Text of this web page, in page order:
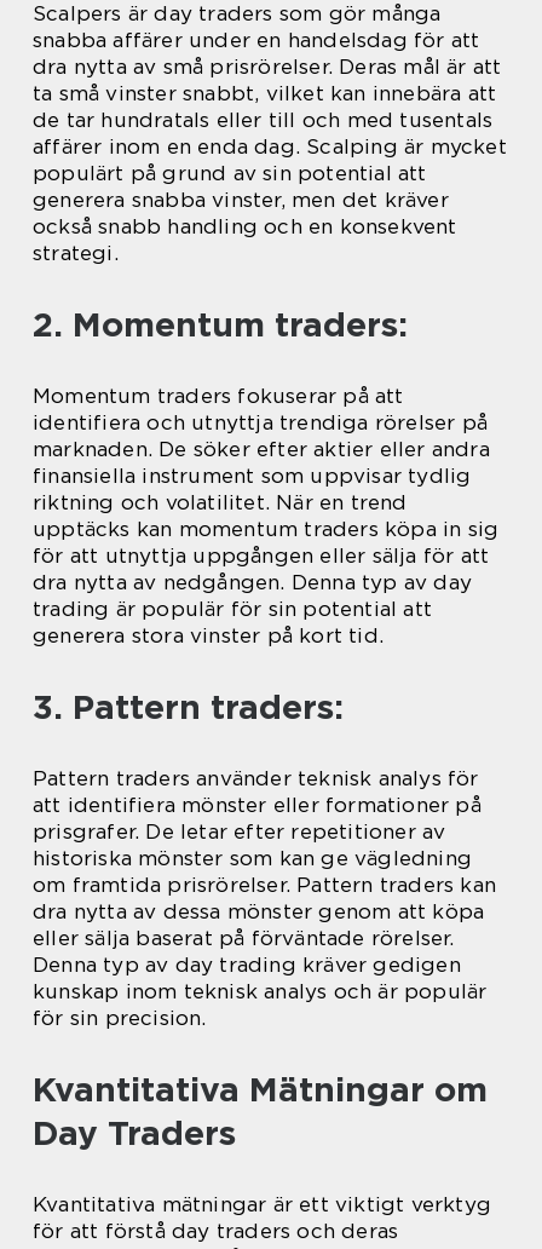
Scalpers är day traders som gör många
snabba affärer under en handelsdag för att
dra nytta av små prisrörelser. Deras mål är att
ta små vinster snabbt, vilket kan innebära att
de tar hundratals eller till och med tusentals
affärer inom en enda dag. Scalping är mycket
populärt på grund av sin potential att
generera snabba vinster, men det kräver
också snabb handling och en konsekvent
strategi.
2. Momentum traders:
Momentum traders fokuserar på att
identifiera och utnyttja trendiga rörelser på
marknaden. De söker efter aktier eller andra
finansiella instrument som uppvisar tydlig
riktning och volatilitet. När en trend
upptäcks kan momentum traders köpa in sig
för att utnyttja uppgången eller sälja för att
dra nytta av nedgången. Denna typ av day
trading är populär för sin potential att
generera stora vinster på kort tid.
3. Pattern traders:
Pattern traders använder teknisk analys för
att identifiera mönster eller formationer på
prisgrafer. De letar efter repetitioner av
historiska mönster som kan ge vägledning
om framtida prisrörelser. Pattern traders kan
dra nytta av dessa mönster genom att köpa
eller sälja baserat på förväntade rörelser.
Denna typ av day trading kräver gedigen
kunskap inom teknisk analys och är populär
för sin precision.
Kvantitativa Mätningar om
Day Traders
Kvantitativa mätningar är ett viktigt verktyg
för att förstå day traders och deras